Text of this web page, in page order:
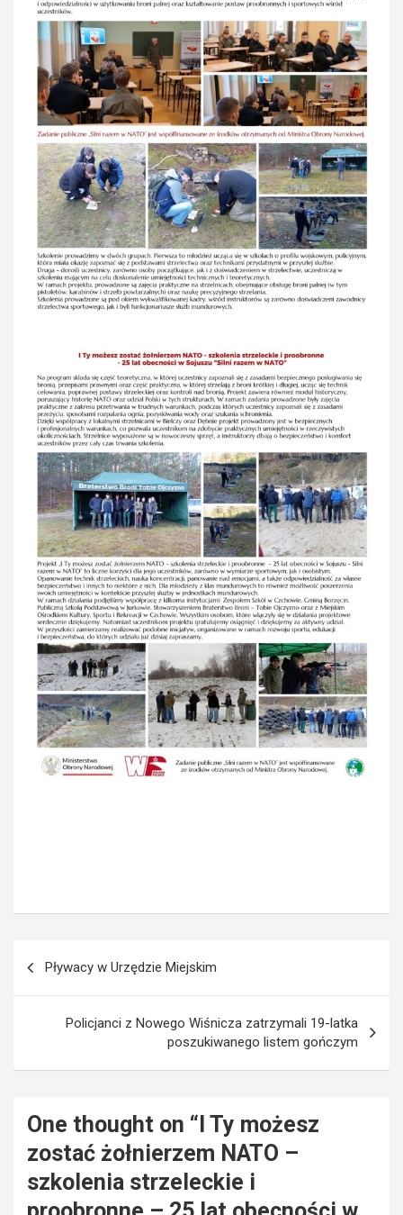
wpisu
Pływacy w Urzędzie Miejskim
Policjanci z Nowego Wiśnicza zatrzymali 19-latka
poszukiwanego listem gończym
One thought on “ I Ty możesz
zostać żołnierzem NATO –
szkolenia strzeleckie i